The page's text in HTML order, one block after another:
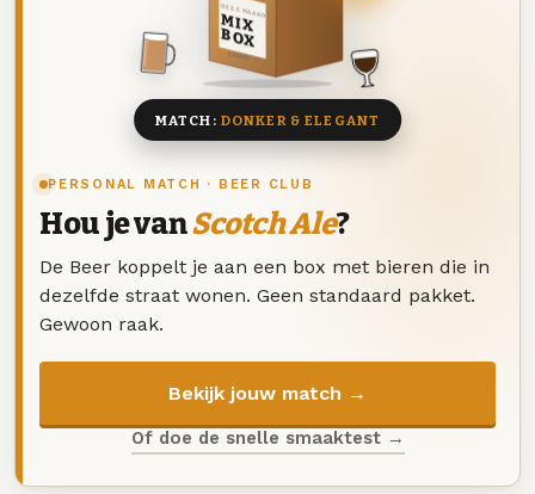
PERSONAL MATCH · BEER CLUB
Hou je vanScotch Ale?
De Beer koppelt je aan een box met bieren die in
dezelfde straat wonen. Geen standaard pakket.
Gewoon raak.
Bekijk jouw match →
Of doe de snelle smaaktest →
DEZE MAAND
MIX
BOX
8 BIEREN
MATCH: DONKER & ELEGANT